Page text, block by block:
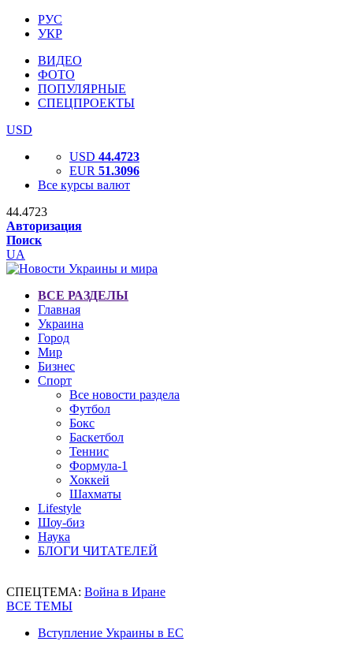
РУС
УКР
ВИДЕО
ФОТО
ПОПУЛЯРНЫЕ
СПЕЦПРОЕКТЫ
USD
USD 44.4723
EUR 51.3096
Все курсы валют
44.4723
Авторизация
Поиск
UA
ВСЕ РАЗДЕЛЫ
Главная
Украина
Город
Мир
Бизнес
Спорт
Все новости раздела
Футбол
Бокс
Баскетбол
Теннис
Формула-1
Хоккей
Шахматы
Lifestyle
Шоу-биз
Наука
БЛОГИ ЧИТАТЕЛЕЙ
СПЕЦТЕМА: Война в Иране
ВСЕ ТЕМЫ
Вступление Украины в ЕС